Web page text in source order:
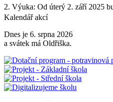
2. Výuka: Od úterý 2. září 2025
4. Školní družina: Provoz školní
5. Projekt „Obědy do škol“:
kontaktováni vedením školy s
V Náchodě dne 20. srpna 2025
Kalendář akcí
Dnes je 6. srpna 2026
a svátek má Oldřiška.